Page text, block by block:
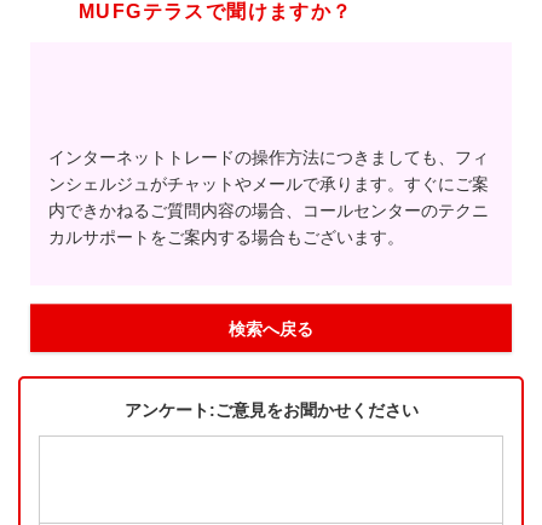
MUFGテラスで聞けますか？
インターネットトレードの操作方法につきましても、フィ
ンシェルジュがチャットやメールで承ります。すぐにご案
内できかねるご質問内容の場合、コールセンターのテクニ
カルサポートをご案内する場合もございます。
検索へ戻る
アンケート:ご意見をお聞かせください